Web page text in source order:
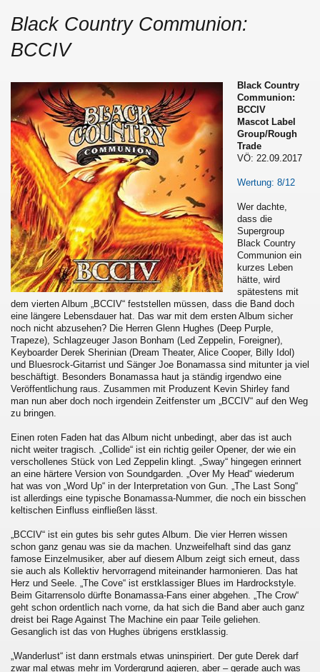
Black Country Communion:
BCCIV
Black Country
Communion:
BCCIV
Mascot Label
Group/Rough
Trade
VÖ: 22.09.2017
Wertung: 8/12
Wer dachte,
dass die
Supergroup
Black Country
Communion ein
kurzes Leben
hätte, wird
spätestens mit
dem vierten Album „BCCIV“ feststellen müssen, dass die Band doch
eine längere Lebensdauer hat. Das war mit dem ersten Album sicher
noch nicht abzusehen? Die Herren Glenn Hughes (Deep Purple,
Trapeze), Schlagzeuger Jason Bonham (Led Zeppelin, Foreigner),
Keyboarder Derek Sherinian (Dream Theater, Alice Cooper, Billy Idol)
und Bluesrock-Gitarrist und Sänger Joe Bonamassa sind mitunter ja viel
beschäftigt. Besonders Bonamassa haut ja ständig irgendwo eine
Veröffentlichung raus. Zusammen mit Produzent Kevin Shirley fand
man nun aber doch noch irgendein Zeitfenster um „BCCIV“ auf den Weg
zu bringen.
Einen roten Faden hat das Album nicht unbedingt, aber das ist auch
nicht weiter tragisch. „Collide“ ist ein richtig geiler Opener, der wie ein
verschollenes Stück von Led Zeppelin klingt. „Sway“ hingegen erinnert
an eine härtere Version von Soundgarden. „Over My Head“ wiederum
hat was von „Word Up“ in der Interpretation von Gun. „The Last Song“
ist allerdings eine typische Bonamassa-Nummer, die noch ein bisschen
keltischen Einfluss einfließen lässt.
„BCCIV“ ist ein gutes bis sehr gutes Album. Die vier Herren wissen
schon ganz genau was sie da machen. Unzweifelhaft sind das ganz
famose Einzelmusiker, aber auf diesem Album zeigt sich erneut, dass
sie auch als Kollektiv hervorragend miteinander harmonieren. Das hat
Herz und Seele. „The Cove“ ist erstklassiger Blues im Hardrockstyle.
Beim Gitarrensolo dürfte Bonamassa-Fans einer abgehen. „The Crow“
geht schon ordentlich nach vorne, da hat sich die Band aber auch ganz
dreist bei Rage Against The Machine ein paar Teile geliehen.
Gesanglich ist das von Hughes übrigens erstklassig.
„Wanderlust“ ist dann erstmals etwas uninspiriert. Der gute Derek darf
zwar mal etwas mehr im Vordergrund agieren, aber – gerade auch was